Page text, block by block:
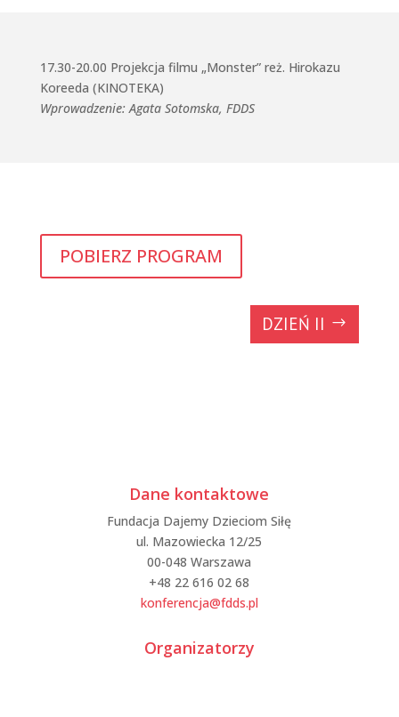
17.30-20.00 Projekcja filmu „Monster” reż. Hirokazu
Koreeda (KINOTEKA)
Wprowadzenie: Agata Sotomska, FDDS
POBIERZ PROGRAM
DZIEŃ II
Dane kontaktowe
Fundacja Dajemy Dzieciom Siłę
ul. Mazowiecka 12/25
00-048 Warszawa
+48 22 616 02 68
konferencja@fdds.pl
Organizatorzy